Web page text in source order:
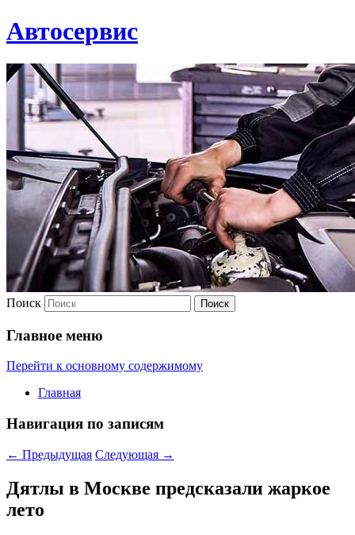
Автосервис
Поиск
Главное меню
Перейти к основному содержимому
Главная
Навигация по записям
← Предыдущая Следующая →
Дятлы в Москве предсказали жаркое
лето